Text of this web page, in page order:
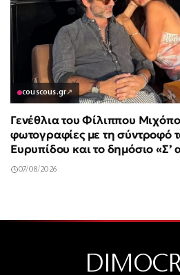
couscous.gr↗
Γενέθλια του Φίλιππου
φωτογραφίες με τη σύντροφό
Ευρυπίδου και το δημόσιο
07/08/2026